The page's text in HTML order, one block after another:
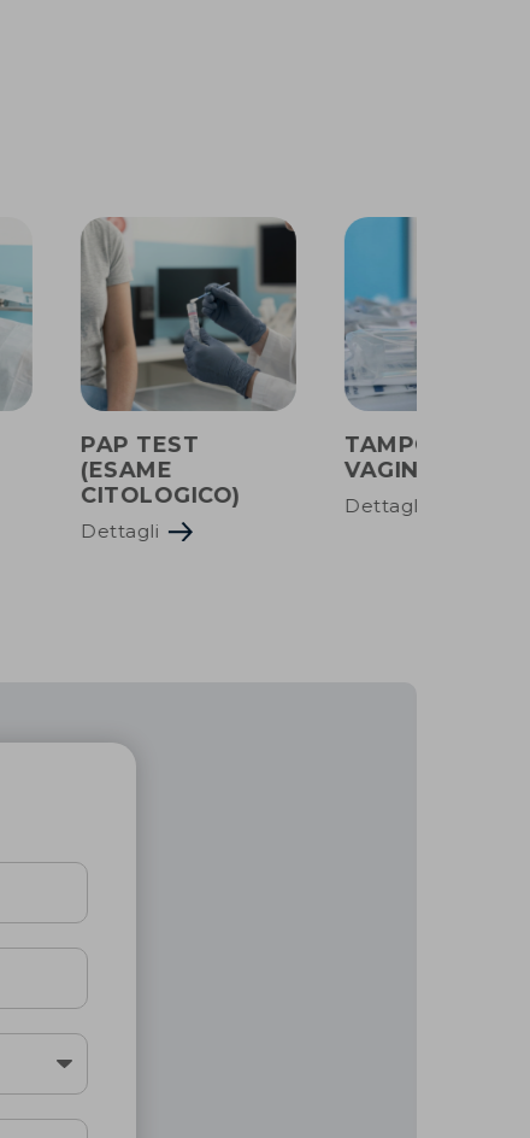
PAP TEST
(ESAME
CITOLOGICO)
Dettagli
TAMPONE
VAGINALE
Dettagli